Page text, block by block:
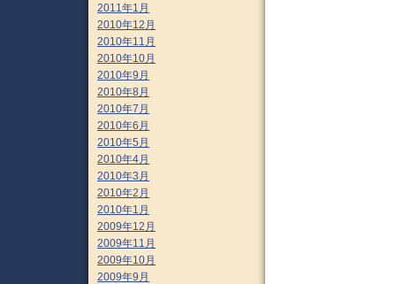
2011年1月
2010年12月
2010年11月
2010年10月
2010年9月
2010年8月
2010年7月
2010年6月
2010年5月
2010年4月
2010年3月
2010年2月
2010年1月
2009年12月
2009年11月
2009年10月
2009年9月